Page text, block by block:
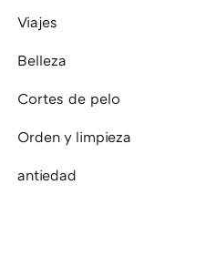
Viajes
Belleza
Cortes de pelo
Orden y limpieza
antiedad